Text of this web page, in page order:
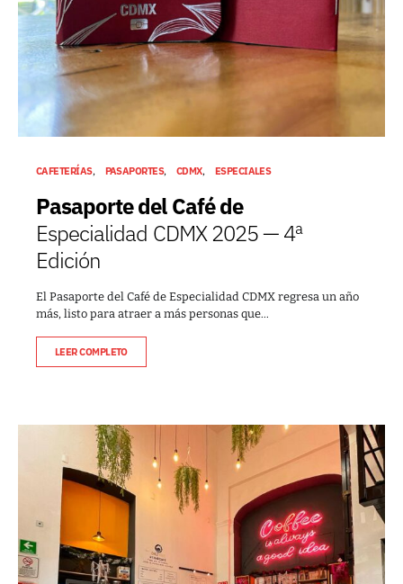
CAFETERÍAS PASAPORTES CDMX ESPECIALES
Pasaporte del Café de
Especialidad CDMX 2025 — 4ª
Edición
El Pasaporte del Café de Especialidad CDMX regresa un año
más, listo para atraer a más personas que…
LEER COMPLETO